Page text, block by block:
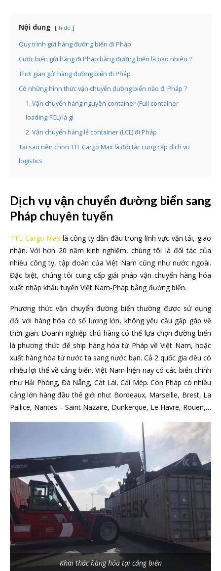
Nội dung hide
Quy trình gửi hàng đường biển đi Pháp
Cước biển gửi hàng đi Pháp bằng đường biển là bao nhiêu ?
Thơi gian gửi hàng đường biển đi Pháp
Có những hình thức vận chuyển đường biển nào đi Pháp ?
1. Vận chuyển hàng nguyên container (Full container
loading-FCL) là gì
2. Vận chuyển hàng lẻ container (LCL) đi Pháp
Tại sao nên chọn TTL Cargo Max là đối tác cung cấp dịch vụ
logistics
Dịch vụ vận chuyển đường biển sang
Pháp chuyên tuyến
TTL Cargo Max là công ty dẫn đầu trong lĩnh vực vận tải, giao
nhận. Với hơn 20 năm kinh nghiệm, chúng tôi là đối tác của
nhiều công ty, tập đoàn của Việt Nam cũng như nước ngoài.
Đặc biệt, chúng tôi cung cấp giải pháp vận chuyển hàng hóa
xuất nhập khẩu tuyến Việt Nam-Pháp bằng đường biển.
Phương thức vận chuyển đường biển thường được sử dụng
đối với hàng hóa có số lượng lớn, không yêu cầu gấp gáp về
thời gian. Doanh nghiệp chủ hàng có thể lựa chọn đường biển
là phương thức để ship hàng hóa từ Pháp về Việt Nam, hoặc
xuất hàng hóa từ nước ta sang nước bạn. Cả 2 quốc gia đều có
nhiều lợi thế về cảng biển. Việt Nam hiện nay có các biển chính
như Hải Phòng, Đà Nẵng, Cát Lái, Cái Mép. Còn Pháp có nhiều
cảng lớn hàng đầu thế giới như: Bordeaux, Marseille, Brest, La
Pallice, Nantes – Saint Nazaire, Dunkerque, Le Havre, Rouen,…
Khai thác hàng hóa tại cảng biển